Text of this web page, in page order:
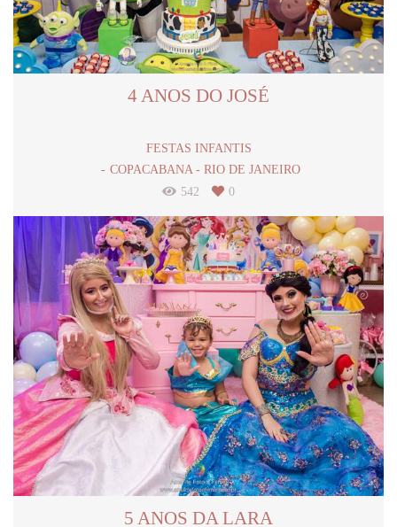
4 ANOS DO JOSÉ
FESTAS INFANTIS
COPACABANA - RIO DE JANEIRO
542
0
5 ANOS DA LARA